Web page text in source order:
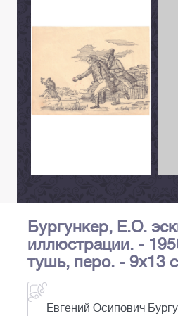
Бургункер, Е.О.
иллюстрации. -
тушь, перо. - 9х13
Евгений Осипович